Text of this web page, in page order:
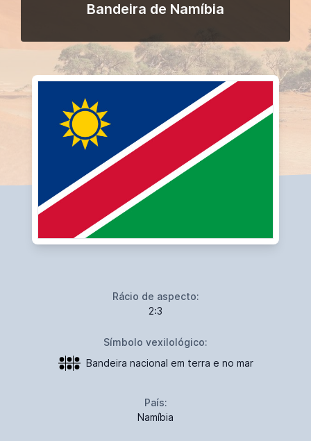
Bandeira de Namíbia
Rácio de aspecto:
2:3
Símbolo vexilológico:
Bandeira nacional em terra e no mar
País:
Namíbia